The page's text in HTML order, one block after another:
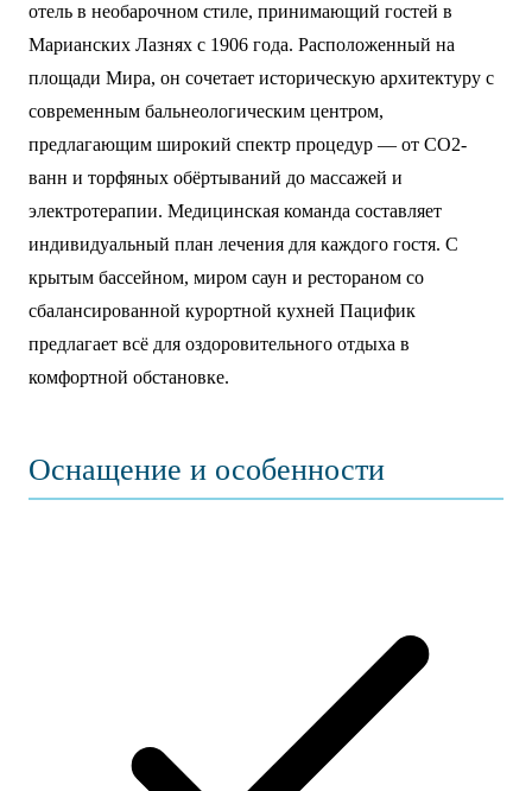
отель в необарочном стиле, принимающий гостей в
Марианских Лазнях с 1906 года. Расположенный на
площади Мира, он сочетает историческую архитектуру с
современным бальнеологическим центром,
предлагающим широкий спектр процедур — от CO2-
ванн и торфяных обёртываний до массажей и
электротерапии. Медицинская команда составляет
индивидуальный план лечения для каждого гостя. С
крытым бассейном, миром саун и рестораном со
сбалансированной курортной кухней Пацифик
предлагает всё для оздоровительного отдыха в
комфортной обстановке.
Оснащение и особенности